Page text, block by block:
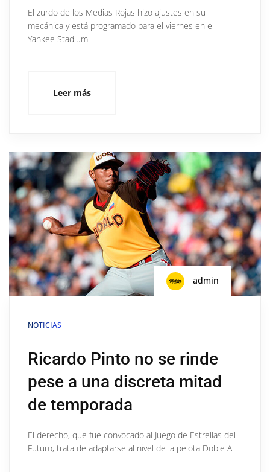
El zurdo de los Medias Rojas hizo ajustes en su
mecánica y está programado para el viernes en el
Yankee Stadium
Leer más
admin
NOTICIAS
Ricardo Pinto no se rinde
pese a una discreta mitad
de temporada
El derecho, que fue convocado al Juego de Estrellas del
Futuro, trata de adaptarse al nivel de la pelota Doble A